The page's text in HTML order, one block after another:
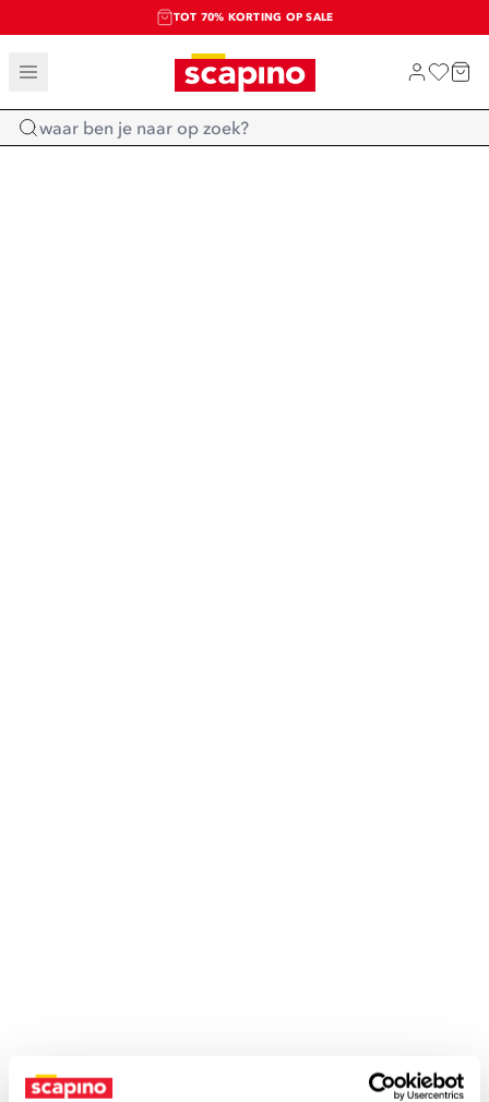
TOT 70% KORTING OP SALE
SALE: LAATSTE KANS!
SHOP NIEUW
Home